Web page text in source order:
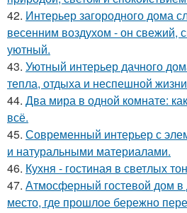
42. Интерьер загородного дома
весенним воздухом - он свежий,
уютный.
43. Уютный интерьер дачного
тепла, отдыха и неспешной
44. Два мира в одной комнате:
всё.
45. Современный интерьер с
и натуральными материалами.
46. Кухня - гостиная в светлых
47. Атмосферный гостевой дом в
место, где прошлое бережно